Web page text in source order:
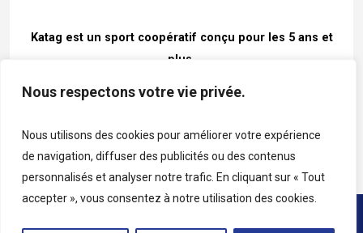
Nous respectons votre vie privée.
Nous utilisons des cookies pour améliorer votre expérience
de navigation, diffuser des publicités ou des contenus
personnalisés et analyser notre trafic. En cliquant sur « Tout
accepter », vous consentez à notre utilisation des cookies.
Katag est un sport coopératif conçu pour les 5 ans et
plus.
dans l’action!
Pour plus d’informations, veuillez nous contacter